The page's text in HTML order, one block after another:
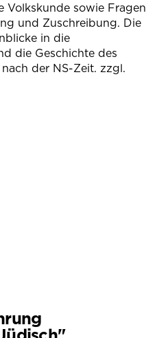
Volkskunde sowie Fragen
und Zuschreibung. Die
in die
die Geschichte des
der NS-Zeit. zzgl.